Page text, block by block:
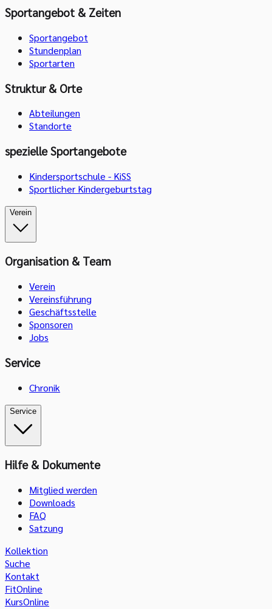
Sportangebot & Zeiten
Sportangebot
Stundenplan
Sportarten
Struktur & Orte
Abteilungen
Standorte
spezielle Sportangebote
Kindersportschule - KiSS
Sportlicher Kindergeburtstag
Verein
Organisation & Team
Verein
Vereinsführung
Geschäftsstelle
Sponsoren
Jobs
Service
Chronik
Service
Hilfe & Dokumente
Mitglied werden
Downloads
FAQ
Satzung
Kollektion
Suche
Kontakt
FitOnline
KursOnline